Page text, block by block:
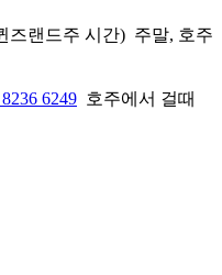
즈랜드주 시간) 주말, 호주
6249 호주에서 걸때